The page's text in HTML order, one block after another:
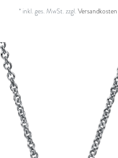
* inkl. ges. MwSt.zzgl.Versandkosten